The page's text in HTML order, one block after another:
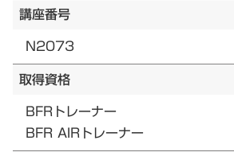
講座番号
N2073
取得資格
BFRトレーナー
BFR AIRトレーナー